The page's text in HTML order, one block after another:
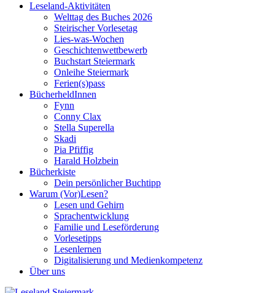
Leseland-Aktivitäten
Welttag des Buches 2026
Steirischer Vorlesetag
Lies-was-Wochen
Geschichtenwettbewerb
Buchstart Steiermark
Onleihe Steiermark
Ferien(s)pass
BücherheldInnen
Fynn
Conny Clax
Stella Superella
Skadi
Pia Pfiffig
Harald Holzbein
Bücherkiste
Dein persönlicher Buchtipp
Warum (Vor)Lesen?
Lesen und Gehirn
Sprachentwicklung
Familie und Leseförderung
Vorlesetipps
Lesenlernen
Digitalisierung und Medienkompetenz
Über uns